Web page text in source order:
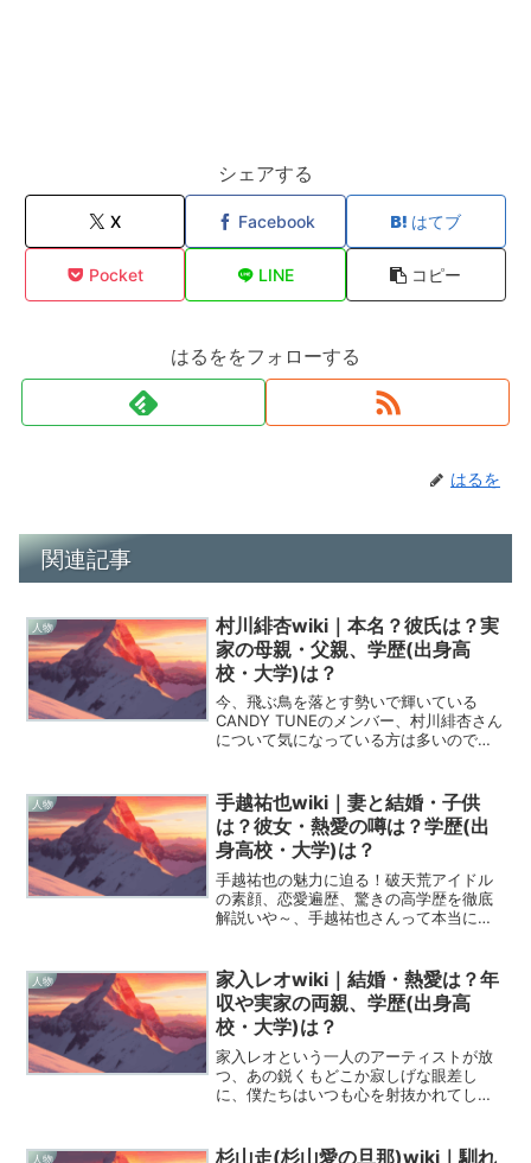
シェアする
X Facebook はてブ
Pocket LINE コピー
はるををフォローする
はるを
関連記事
人物
村川緋杏wiki｜本名？彼氏は？実
家の母親・父親、学歴(出身高
校・大学)は？
今、飛ぶ鳥を落とす勢いで輝いている
CANDY TUNEのメンバー、村川緋杏さん
について気になっている方は多いのでは
テージで私たちを魅了し続けている彼女
の姿には、ファンと...
人物
手越祐也wiki｜妻と結婚・子供
は？彼女・熱愛の噂は？学歴(出
身高校・大学)は？
手越祐也の魅力に迫る！破天荒アイドル
の素顔、恋愛遍歴、驚きの高学歴を徹底
解説いや～、手越祐也さんって本当に話
して、YouTuberとして、そして最近では
ロックバンドT....
人物
家入レオwiki｜結婚・熱愛は？年
収や実家の両親、学歴(出身高
校・大学)は？
家入レオという一人のアーティストが放
つ、あの鋭くもどこか寂しげな眼差し
に、僕たちはいつも心を射抜かれてしま
分自身の魂を削り出すようにして歌を紡
人物
杉山走(杉山愛の旦那)wiki｜馴れ